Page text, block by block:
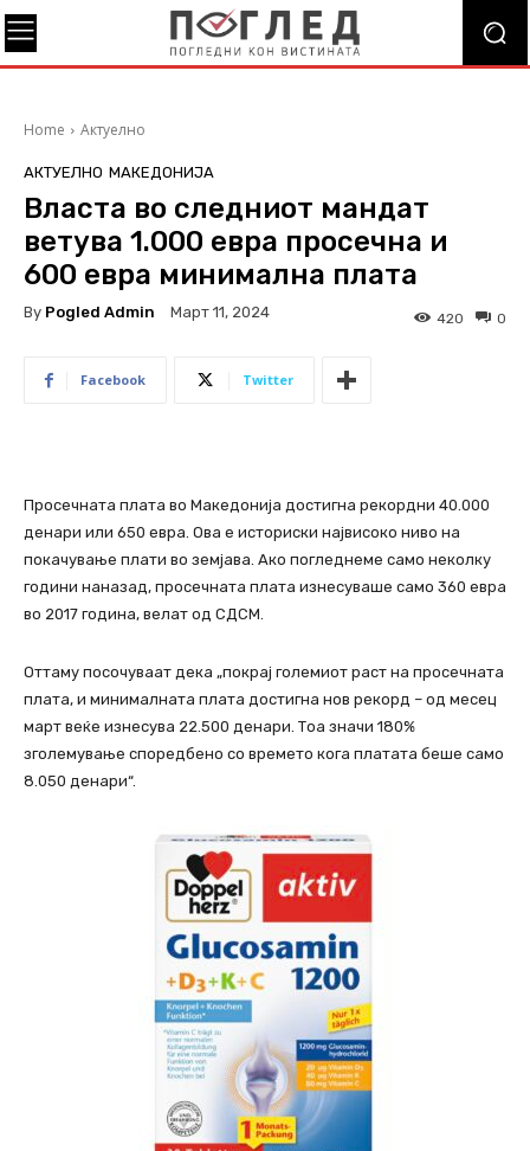
Home Актуелно
АКТУЕЛНО МАКЕДОНИЈА
Власта во следниот мандат
ветува 1.000 евра просечна и
600 евра минимална плата
By Pogled Admin Март 11, 2024 0
420
Facebook Twitter
Просечната плата во Македонија достигна рекордни 40.000
денари или 650 евра. Ова е историски највисоко ниво на
покачување плати во земјава. Ако погледнеме само неколку
години наназад, просечната плата изнесуваше само 360 евра
во 2017 година, велат од СДСМ.
Оттаму посочуваат дека „покрај големиот раст на просечната
плата, и минималната плата достигна нов рекорд – од месец
март веќе изнесува 22.500 денари. Тоа значи 180%
зголемување споредбено со времето кога платата беше само
8.050 денари“.